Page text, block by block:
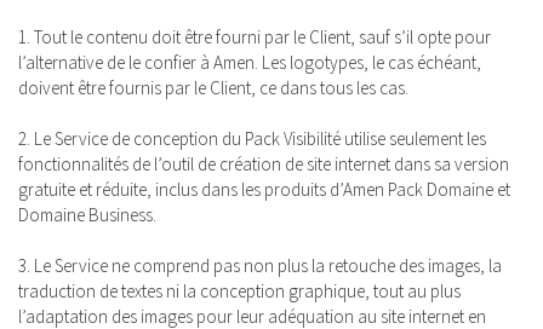
1. Tout le contenu doit être fourni par le Client, sauf s’il opte pour
l’alternative de le confier à Amen. Les logotypes, le cas échéant,
doivent être fournis par le Client, ce dans tous les cas.
2. Le Service de conception du Pack Visibilité utilise seulement les
fonctionnalités de l’outil de création de site internet dans sa version
gratuite et réduite, inclus dans les produits d’Amen Pack Domaine et
Domaine Business.
3. Le Service ne comprend pas non plus la retouche des images, la
traduction de textes ni la conception graphique, tout au plus
l’adaptation des images pour leur adéquation au site internet en